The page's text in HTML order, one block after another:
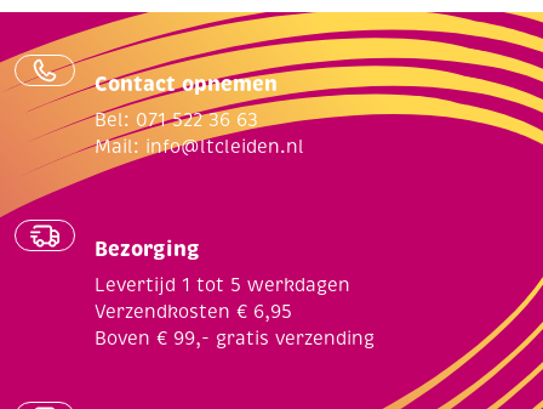
Contact opnemen
Bel: 071 522 36 63
Mail: info@ltcleiden.nl
Bezorging
Levertijd 1 tot 5 werkdagen
Verzendkosten € 6,95
Boven € 99,- gratis verzending